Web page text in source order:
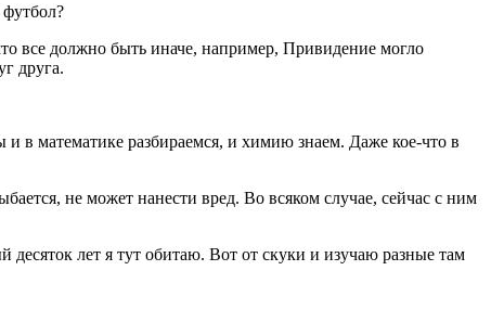
все должно быть иначе, например, Привидение могло
друга.
разбираемся, и химию знаем. Даже кое-что в
не может нанести вред. Во всяком случае, сейчас с ним
лет я тут обитаю. Вот от скуки и изучаю разные там